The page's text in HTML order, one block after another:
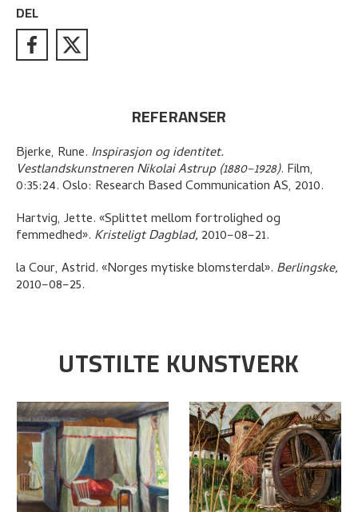
DEL
REFERANSER
Bjerke, Rune. Inspirasjon og identitet.
Vestlandskunstneren Nikolai Astrup (1880–1928). Film,
0:35:24.Oslo: Research Based Communication AS, 2010.
Hartvig, Jette.«Splittet mellom fortrolighed og
femmedhed». Kristeligt Dagblad, 2010–08–21.
la Cour, Astrid.«Norges mytiske blomsterdal». Berlingske,
2010–08–25.
UTSTILTE KUNSTVERK